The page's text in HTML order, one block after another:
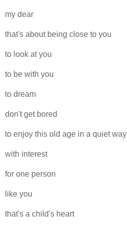
my dear
that's about being close to you
to look at you
to be with you
to dream
don't get bored
to enjoy this old age in a quiet way
with interest
for one person
like you
that's a child's heart